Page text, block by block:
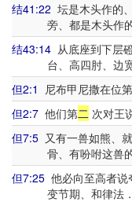
结41:22 坛是木头作的
旁、都是木头作
结43:14 从底座到下层
台、高四肘、边
但2:1 尼布甲尼撒在位第
但2:7 他们第二 次对王
但7:5 又有一兽如熊、
骨、有吩咐这兽
但7:25 他必向至高者
变节期、和律法